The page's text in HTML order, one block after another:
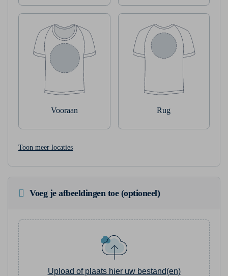
Vooraan Rug
Toon meer locaties
Voeg je afbeeldingen toe (optioneel)
Upload of plaats hier uw bestand(en)